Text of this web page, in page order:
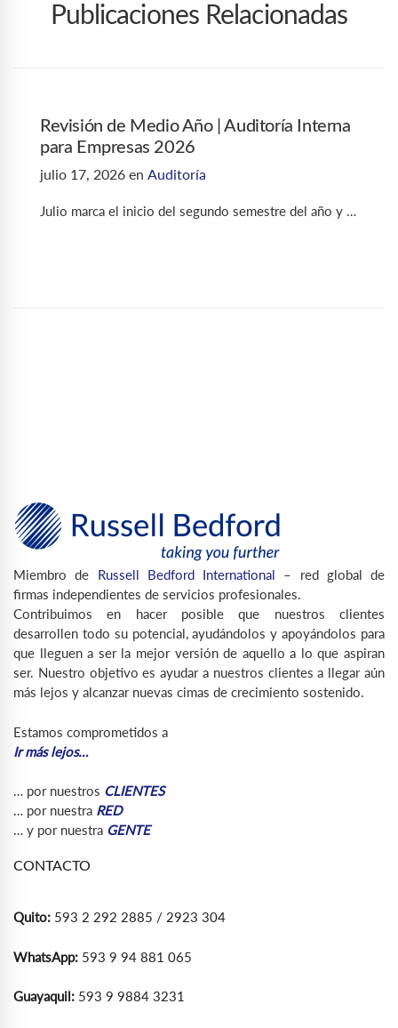
Publicaciones Relacionadas
Revisión de Medio Año | Auditoría Interna
para Empresas 2026
julio 17, 2026 en Auditoría
Julio marca el inicio del segundo semestre del año y …
Miembro de Russell Bedford International – red global de
firmas independientes de servicios profesionales.
Contribuimos en hacer posible que nuestros clientes
desarrollen todo su potencial, ayudándolos y apoyándolos para
que lleguen a ser la mejor versión de aquello a lo que aspiran
ser. Nuestro objetivo es ayudar a nuestros clientes a llegar aún
más lejos y alcanzar nuevas cimas de crecimiento sostenido.
Estamos comprometidos a
Ir más lejos…
… por nuestros CLIENTES
… por nuestra RED
… y por nuestra GENTE
CONTACTO
Quito: 593 2 292 2885 / 2923 304
WhatsApp: 593 9 94 881 065
Guayaquil: 593 9 9884 3231